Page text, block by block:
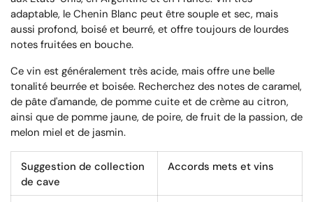
adaptable, le Chenin Blanc peut être souple et sec, mais
aussi profond, boisé et beurré, et offre toujours de lourdes
notes fruitées en bouche.
Ce vin est généralement très acide, mais offre une belle
tonalité beurrée et boisée. Recherchez des notes de caramel,
de pâte d'amande, de pomme cuite et de crème au citron,
ainsi que de pomme jaune, de poire, de fruit de la passion, de
melon miel et de jasmin.
Suggestion de collection
de cave
Accords mets et vins